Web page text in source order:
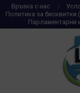
Skip
to
content
Връзка с нас
Политика за бисквитки
Парламентарни